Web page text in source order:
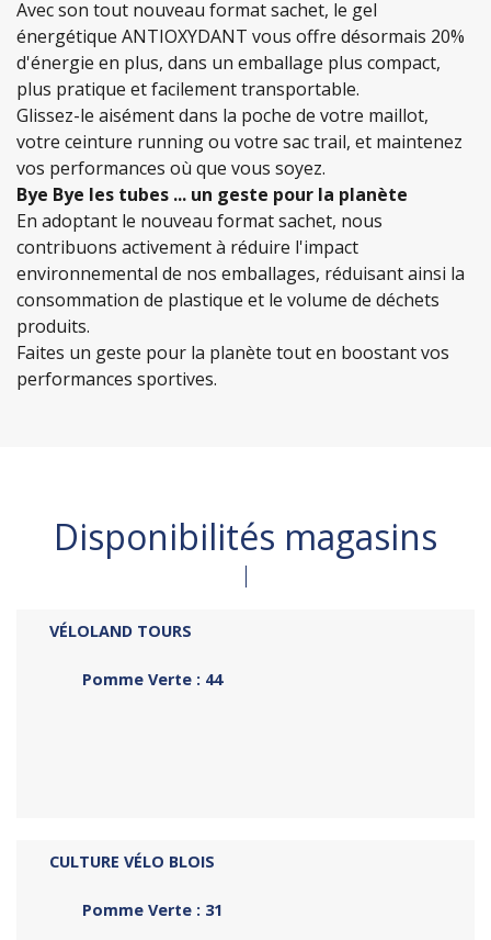
Avec son tout nouveau format sachet, le gel
énergétique ANTIOXYDANT vous offre désormais 20%
d'énergie en plus, dans un emballage plus compact,
plus pratique et facilement transportable.
Glissez-le aisément dans la poche de votre maillot,
votre ceinture running ou votre sac trail, et maintenez
vos performances où que vous soyez.
Bye Bye les tubes ... un geste pour la planète
En adoptant le nouveau format sachet, nous
contribuons activement à réduire l'impact
environnemental de nos emballages, réduisant ainsi la
consommation de plastique et le volume de déchets
produits.
Faites un geste pour la planète tout en boostant vos
performances sportives.
Disponibilités magasins
VÉLOLAND TOURS
Pomme Verte : 44
CULTURE VÉLO BLOIS
Pomme Verte : 31